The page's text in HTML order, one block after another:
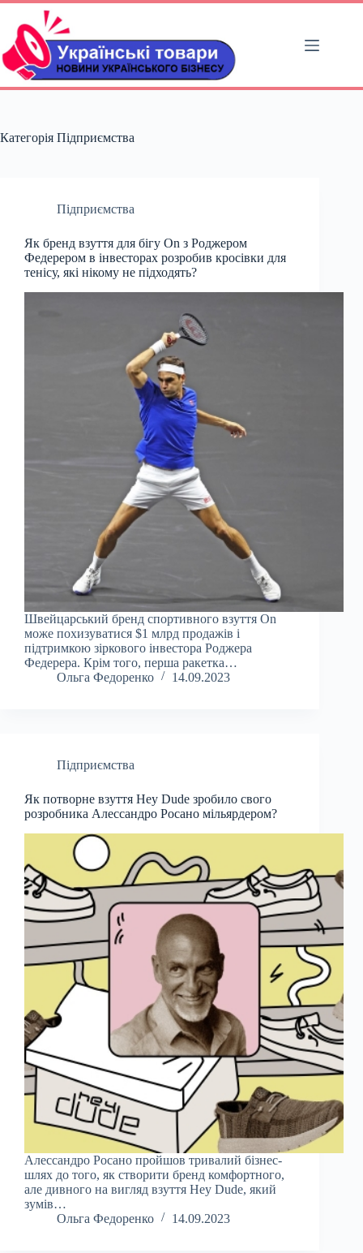
Перейти
вмісту
Категорія Підприємства
Підприємства
Як бренд взуття для бігу On з Роджером
Федерером в інвесторах розробив кросівки для
тенісу, які нікому не підходять?
Швейцарський бренд спортивного взуття On
може похизуватися $1 млрд продажів і
підтримкою зіркового інвестора Роджера
Федерера. Крім того, перша ракетка…
Ольга Федоренко
14.09.2023
Підприємства
Як потворне взуття Hey Dude зробило свого
розробника Алессандро Росано мільярдером?
Алессандро Росано пройшов тривалий бізнес-
шлях до того, як створити бренд комфортного,
але дивного на вигляд взуття Hey Dude, який
зумів…
Ольга Федоренко
14.09.2023